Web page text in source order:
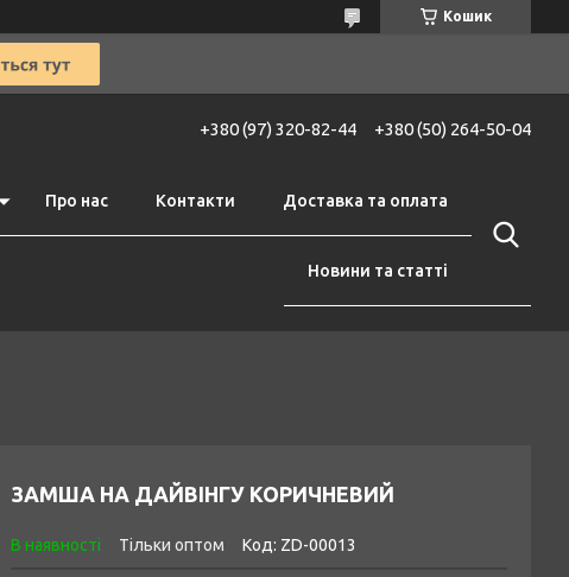
Кошик
+380 (97) 320-82-44 +380 (50) 264-50-04
Про нас Контакти Доставка та оплата
Новини та статті
ЗАМША НА ДАЙВІНГУ КОРИЧНЕВИЙ
В наявності Тільки оптом Код: ZD-00013